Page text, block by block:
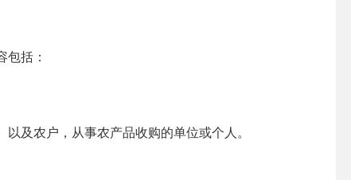
包括：
及农户，从事农产品收购的单位或个人。